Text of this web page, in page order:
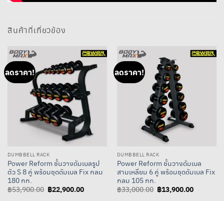
สินค้าที่เกี่ยวข้อง
ลดราคา!
DUMBBELL RACK
Power Reform ชั้นวางดัมเบลรูป
ตัว S 8 คู่ พร้อมชุดดัมเบล Fix กลม
180 กก.
฿53,900.00 Original
price
฿22,900.00Current
ลดราคา!
DUMBBELL RACK
Power Reform ชั้นวางดัมเบล
สามเหลี่ยม 6 คู่ พร้อมชุดดัมเบล Fix
กลม 105 กก.
฿33,000.00 Original
price
฿13,900.00Current